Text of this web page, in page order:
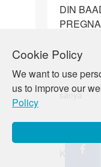
Cookie Policy
We want to use
us to improve our
Policy
DIN
sanya
mere
mere